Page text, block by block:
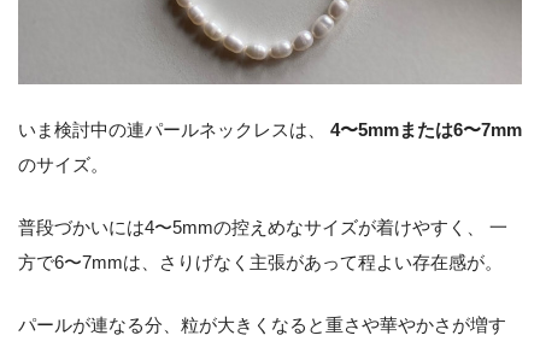
いま検討中の連パールネックレスは、 4〜5mmまたは6〜7mm
のサイズ。
普段づかいには4〜5mmの控えめなサイズが着けやすく、 一
方で6〜7mmは、さりげなく主張があって程よい存在感が。
パールが連なる分、粒が大きくなると重さや華やかさが増す